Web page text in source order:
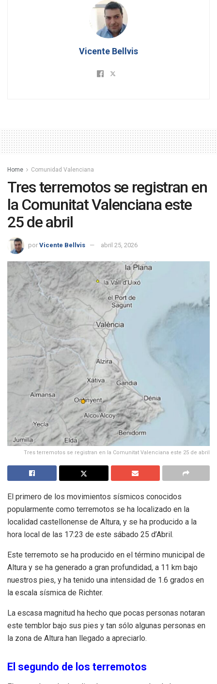
Vicente Bellvis
Home Comunidad Valenciana
Tres terremotos se registran en
la Comunitat Valenciana este
25 de abril
por Vicente Bellvis abril 25, 2026
Tres terremotos se registran en la Comunitat Valenciana este 25 de abril
El primero de los movimientos sísmicos conocidos
popularmente como terremotos se ha localizado en la
localidad castellonense de Altura, y se ha producido a la
hora local de las 17:23 de este sábado 25 d’Abril.
Este terremoto se ha producido en el término municipal de
Altura y se ha generado a gran profundidad, a 11 km bajo
nuestros pies, y ha tenido una intensidad de 1.6 grados en
la escala sísmica de Richter.
La escasa magnitud ha hecho que pocas personas notaran
este temblor bajo sus pies y tan sólo algunas personas en
la zona de Altura han llegado a apreciarlo.
El segundo de los terremotos